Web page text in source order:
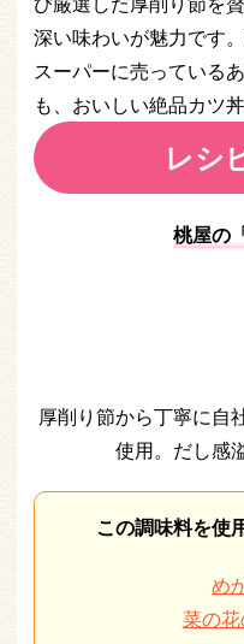
深い味わいが魅力です
スーパーに売っている
も、おいしい絶品カツ
レシ
桃屋の
厚削り節から丁寧に自
使用。だし感
この調味料を使
め
菜の花